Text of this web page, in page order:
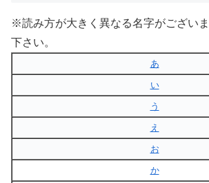
※読み方が大きく異なる名字がござい
下さい。
あ
い
う
え
お
か